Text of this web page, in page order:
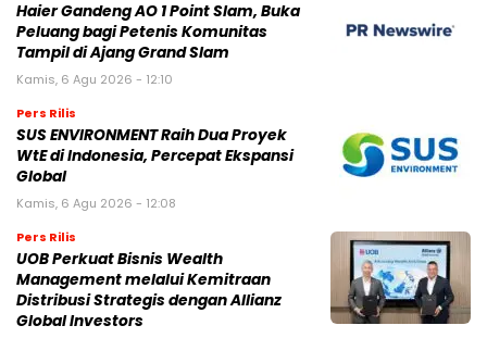
Haier Gandeng AO 1 Point Slam, Buka
Peluang bagi Petenis Komunitas
Tampil di Ajang Grand Slam
Kamis, 6 Agu 2026 - 12:10
Pers Rilis
SUS ENVIRONMENT Raih Dua Proyek
WtE di Indonesia, Percepat Ekspansi
Global
Kamis, 6 Agu 2026 - 12:08
Pers Rilis
UOB Perkuat Bisnis Wealth
Management melalui Kemitraan
Distribusi Strategis dengan Allianz
Global Investors